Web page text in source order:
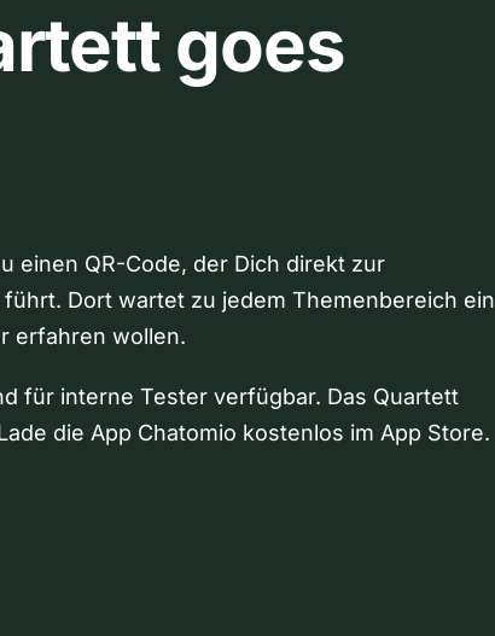
goes
einen QR-Code, der Dich direkt zur
Dort wartet zu jedem Themenbereich ein
erfahren wollen.
für interne Tester verfügbar. Das Quartett
die App Chatomio kostenlos im App Store.